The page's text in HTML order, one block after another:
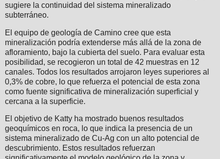
sugiere la continuidad del sistema mineralizado
subterráneo.
El equipo de geología de Camino cree que esta
mineralización podría extenderse más allá de la zona de
afloramiento, bajo la cubierta del suelo. Para evaluar esta
posibilidad, se recogieron un total de 42 muestras en 12
canales. Todos los resultados arrojaron leyes superiores al
0,3% de cobre, lo que refuerza el potencial de esta zona
como fuente significativa de mineralización superficial y
cercana a la superficie.
El objetivo de Katty ha mostrado buenos resultados
geoquímicos en roca, lo que indica la presencia de un
sistema mineralizado de Cu-Ag con un alto potencial de
descubrimiento. Estos resultados refuerzan